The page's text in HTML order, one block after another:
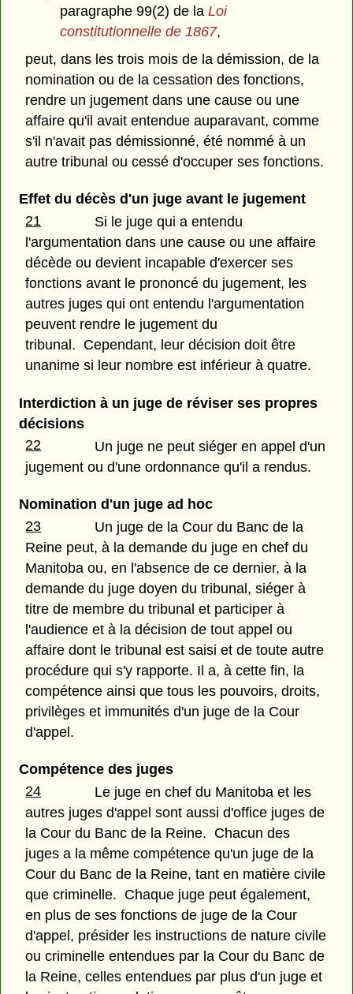
paragraphe 99(2) de laLoi
constitutionnelle de 1867,
peut, dans les trois mois de la démission, de la
nomination ou de la cessation des fonctions,
rendre un jugement dans une cause ou une
affaire qu'il avait entendue auparavant, comme
s'il n'avait pas démissionné, été nommé à un
autre tribunal ou cessé d'occuper ses fonctions.
Effet du décès d'un juge avant le jugement
21
Si le juge qui a entendu
l'argumentation dans une cause ou une affaire
décède ou devient incapable d'exercer ses
fonctions avant le prononcé du jugement, les
autres juges qui ont entendu l'argumentation
peuvent rendre le jugement du
tribunal. Cependant, leur décision doit être
unanime si leur nombre est inférieur à quatre.
Interdiction à un juge de réviser ses propres
décisions
22
Un juge ne peut siéger en appel d'un
jugement ou d'une ordonnance qu'il a rendus.
Nomination d'un juge ad hoc
23
Un juge de la Cour du Banc de la
Reine peut, à la demande du juge en chef du
Manitoba ou, en l'absence de ce dernier, à la
demande du juge doyen du tribunal, siéger à
titre de membre du tribunal et participer à
l'audience et à la décision de tout appel ou
affaire dont le tribunal est saisi et de toute autre
procédure qui s'y rapporte. Il a, à cette fin, la
compétence ainsi que tous les pouvoirs, droits,
privilèges et immunités d'un juge de la Cour
d'appel.
Compétence des juges
24
Le juge en chef du Manitoba et les
autres juges d'appel sont aussi d'office juges de
la Cour du Banc de la Reine. Chacun des
juges a la même compétence qu'un juge de la
Cour du Banc de la Reine, tant en matière civile
que criminelle. Chaque juge peut également,
en plus de ses fonctions de juge de la Cour
d'appel, présider les instructions de nature civile
ou criminelle entendues par la Cour du Banc de
la Reine, celles entendues par plus d'un juge et